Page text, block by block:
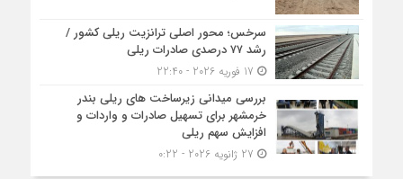
سرخس؛ محور اصلی ترانزیت ریلی کشور /
رشد ۷۷ درصدی صادرات ریلی
بررسی میدانی زیرساخت های ریلی بندر
خرمشهر برای تسهیل صادرات و واردات و
افزایش سهم ریلی